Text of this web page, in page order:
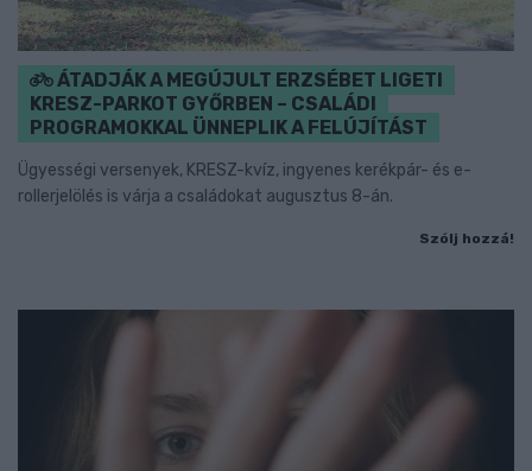
ÁTADJÁK A MEGÚJULT ERZSÉBET LIGETI
KRESZ-PARKOT GYŐRBEN – CSALÁDI
PROGRAMOKKAL ÜNNEPLIK A FELÚJÍTÁST
Ügyességi versenyek, KRESZ-kvíz, ingyenes kerékpár- és e-
rollerjelölés is várja a családokat augusztus 8-án.
Szólj hozzá!